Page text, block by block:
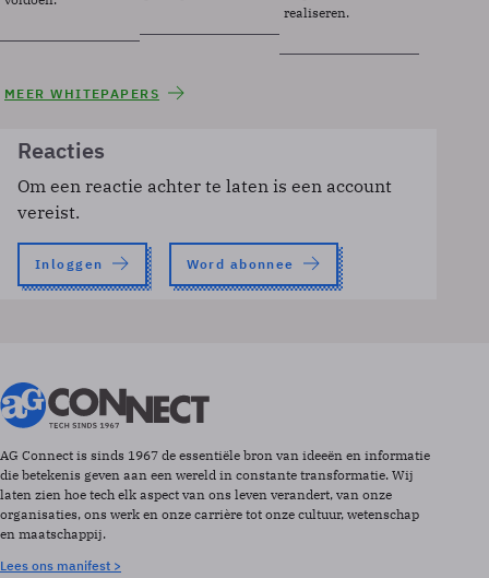
realiseren.
MEER WHITEPAPERS
Reacties
Om een reactie achter te laten is een account
vereist.
Inloggen Word abonnee
AG Connect is sinds 1967 de essentiële bron van ideeën en informatie
die betekenis geven aan een wereld in constante transformatie. Wij
laten zien hoe tech elk aspect van ons leven verandert, van onze
organisaties, ons werk en onze carrière tot onze cultuur, wetenschap
en maatschappij.
Lees ons manifest >